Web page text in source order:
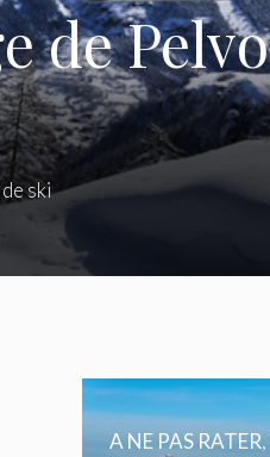
de
ski
A NE PAS RATER,